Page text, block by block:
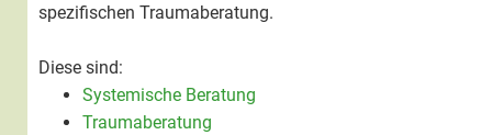
spezifischen Traumaberatung.
Diese sind:
Systemische Beratung
Traumaberatung